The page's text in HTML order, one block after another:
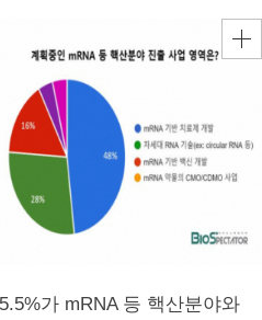
가 mRNA 등 핵산분야와